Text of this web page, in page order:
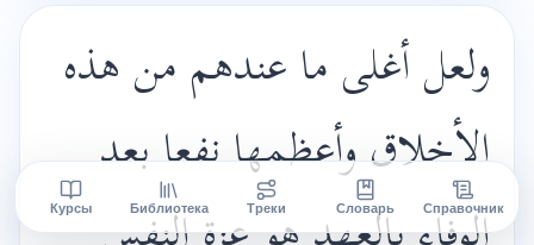
Курсы Библиотека Треки Словарь Справочник
ولعل أغلى ما عندهم من هذه
الأخلاق وأعظمها نفعا بعد